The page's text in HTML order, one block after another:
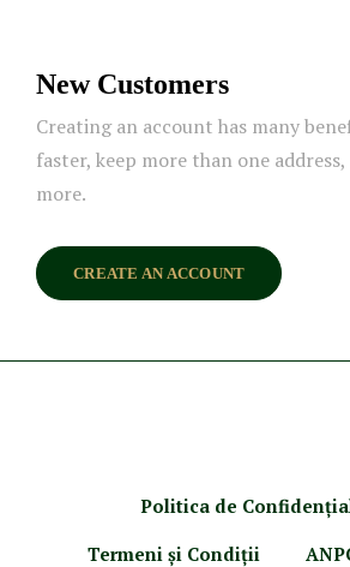
New Customers
Creating an account has many
faster, keep more than one
more.
CREATE AN ACCOUNT
Politica de Confidenţ
Termeni şi Condiţii